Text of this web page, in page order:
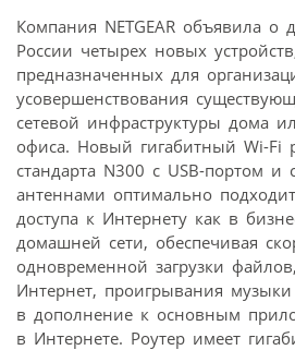
Компания NETGEAR объявила о
России четырех новых
предназначенных для
усовершенствования
сетевой инфраструктуры дома
офиса. Новый гигабитный Wi-Fi
стандарта N300 с USB-портом
антеннами оптимально
доступа к Интернету как в
домашней сети, обеспечивая
одновременной загрузки
Интернет, проигрывания
в дополнение к основным
в Интернете. Роутер имеет